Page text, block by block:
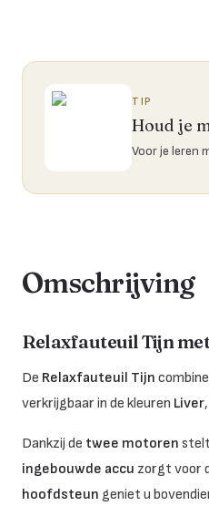
TIP
Houd je
Voor je leren
Omschrijving
Relaxfauteuil Tijn
De Relaxfauteuil Tijn
verkrijgbaar in de kleuren Liver,
Dankzij de twee motoren
ingebouwde accu zorgt voor
hoofdsteun geniet u